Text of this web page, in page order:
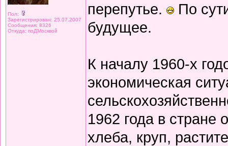
Пол:
Зарегистрирован: 25.07.2007
Сообщения: 8326
Откуда: поДМосквой
перепутье.
По
будущее.
К началу 1960-х
экономическая
1962 года в стране
хлеба, круп,